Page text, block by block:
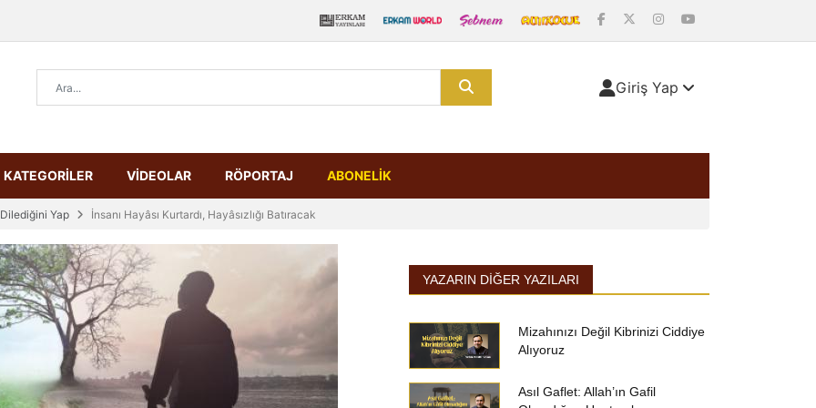
Giriş Yap
KATEGORİLER VİDEOLAR RÖPORTAJ ABONELİK
Yap İnsanı Hayâsı Kurtardı, Hayâsızlığı Batıracak
YAZARIN DIĞER YAZILARI
Mizahınızı Değil Kibrinizi Ciddiye
Alıyoruz
Asıl Gaflet: Allah’ın Gafil